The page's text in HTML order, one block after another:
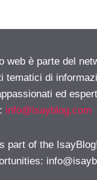
web è parte del
tematici di
ed
info@isayblog.com
part of the